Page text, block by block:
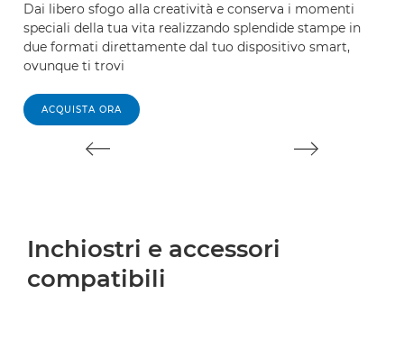
Dai libero sfogo alla creatività e conserva i momenti
speciali della tua vita realizzando splendide stampe in
due formati direttamente dal tuo dispositivo smart,
ovunque ti trovi
ACQUISTA ORA
Inchiostri e accessori
compatibili